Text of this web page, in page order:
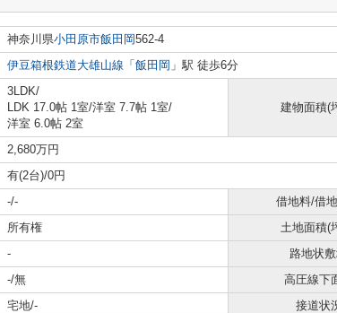
神奈川県小田原市飯田岡562-4
伊豆箱根鉄道大雄山線 「 飯田岡 」駅 徒歩6分
3LDK/
LDK 17.0帖 1室/洋室 7.7帖 1室/
洋室 6.0帖 2室
建物面積(
2,680万円
有(2台)/0円
-/- 借地料/借
所有権 土地面積(
- 路地状
-/無 高圧線下
宅地/- 接道状